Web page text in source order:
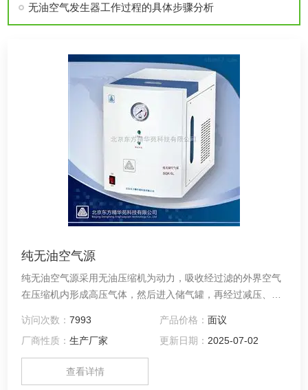
无油空气发生器工作过程的具体步骤分析
纯无油空气源
纯无油空气源采用无油压缩机为动力，吸收经过滤的外界空气
在压缩机内形成高压气体，然后进入储气罐，再经过减压、净
气源。
访问次数：7993 产品价格： 面议
厂商性质：生产厂家 更新日期： 2025-07-02
查看详情